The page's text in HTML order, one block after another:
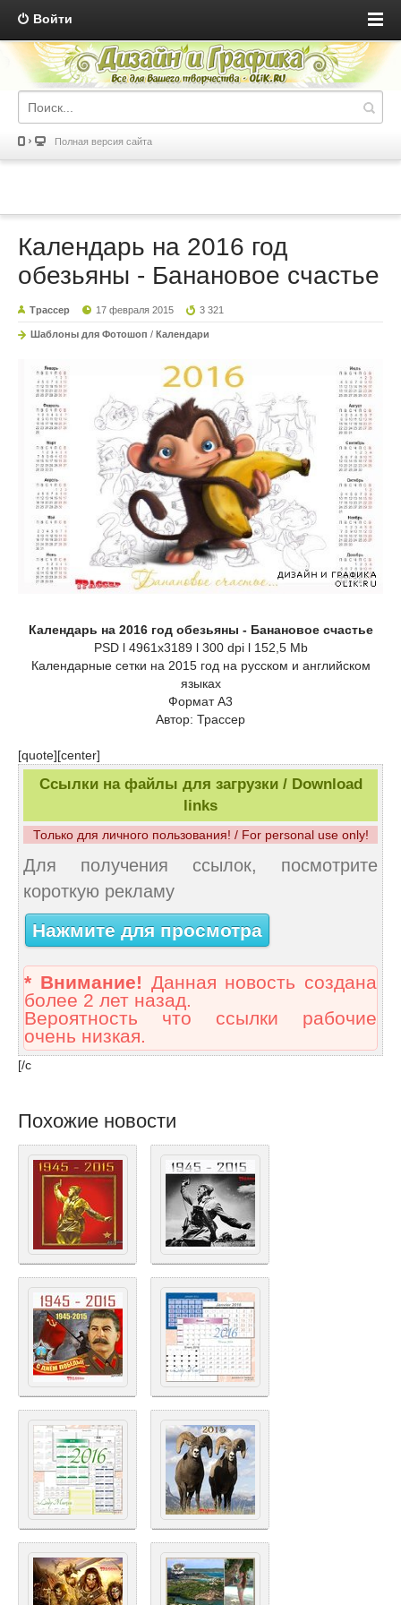
Войти
Полная версия сайта
Календарь на 2016 год
обезьяны - Банановое счастье
Трассер 17 февраля 2015 3 321
Шаблоны для Фотошоп / Календари
Календарь на 2016 год обезьяны - Банановое счастье
PSD l 4961x3189 l 300 dpi l 152,5 Mb
Календарные сетки на 2015 год на русском и английском
языках
Формат А3
Автор: Трассер
[quote][center]
Ссылки на файлы для загрузки / Download
links
Только для личного пользования! / For personal use only!
Для получения ссылок, посмотрите
короткую рекламу
Нажмите для просмотра
* Внимание! Данная новость создана
более 2 лет назад.
Вероятность что ссылки рабочие
очень низкая.
[/c
Похожие новости